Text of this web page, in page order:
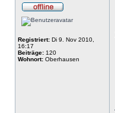
Registriert: Di 9. Nov 2010,
16:17
Beiträge: 120
Wohnort: Oberhausen